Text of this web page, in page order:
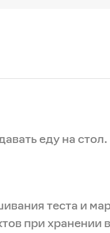
еду на стол.
теста и
при хранении